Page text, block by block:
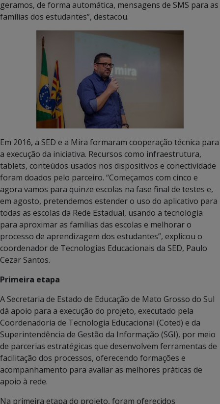
geramos, de forma automática, mensagens de SMS para as
famílias dos estudantes”, destacou.
Em 2016, a SED e a Mira formaram cooperação técnica para
a execução da iniciativa. Recursos como infraestrutura,
tablets, conteúdos usados nos dispositivos e conectividade
foram doados pelo parceiro. “Começamos com cinco e
agora vamos para quinze escolas na fase final de testes e,
em agosto, pretendemos estender o uso do aplicativo para
todas as escolas da Rede Estadual, usando a tecnologia
para aproximar as famílias das escolas e melhorar o
processo de aprendizagem dos estudantes”, explicou o
coordenador de Tecnologias Educacionais da SED, Paulo
Cezar Santos.
Primeira etapa
A Secretaria de Estado de Educação de Mato Grosso do Sul
dá apoio para a execução do projeto, executado pela
Coordenadoria de Tecnologia Educacional (Coted) e da
Superintendência de Gestão da Informação (SGI), por meio
de parcerias estratégicas que desenvolvem ferramentas de
facilitação dos processos, oferecendo formações e
acompanhamento para avaliar as melhores práticas de
apoio à rede.
Na primeira etapa do projeto, foram oferecidos